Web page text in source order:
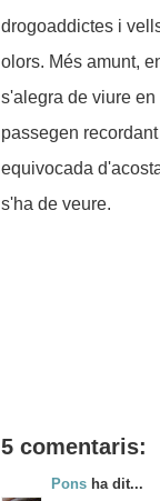
drogoaddictes i
olors. Més amunt,
s'alegra de viure
passegen
equivocada
s'ha de veure.
5 comentaris:
Pons ha dit...